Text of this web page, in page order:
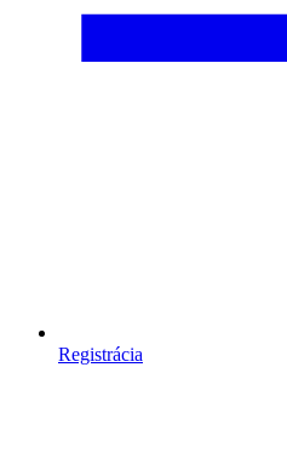
Registrácia